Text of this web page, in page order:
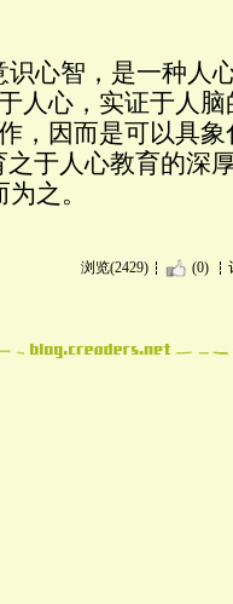
识心智，是一种人
人心，实证于人
，因而是可以具
之于人心教育的深
之。
浏览(2429) (0)